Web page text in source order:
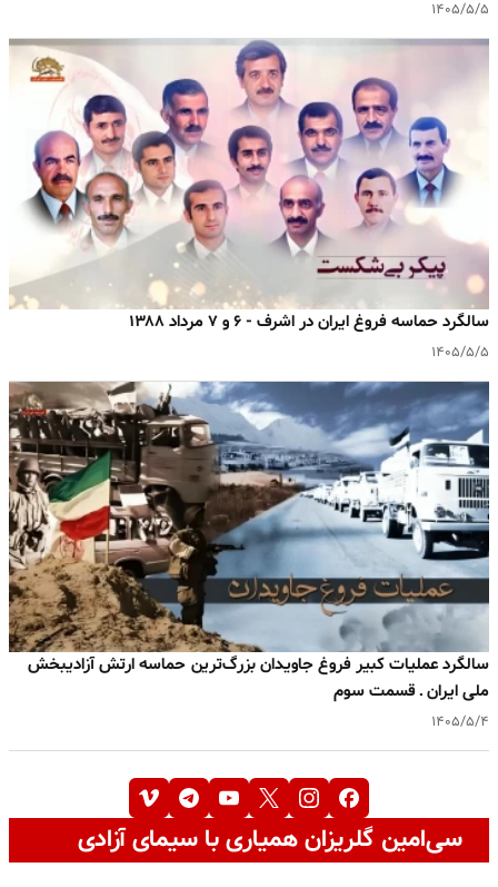
۱۴۰۵/۵/۵
سالگرد حماسه فروغ ایران در اشرف - ۶ و ۷ مرداد ۱۳۸۸
۱۴۰۵/۵/۵
سالگرد عملیات کبیر فروغ جاویدان بزرگ‌ترین حماسه ارتش آزادیبخش
ملی ایران ـ قسمت سوم
۱۴۰۵/۵/۴
سی‌امین گلریزان همیاری با سیمای آزادی